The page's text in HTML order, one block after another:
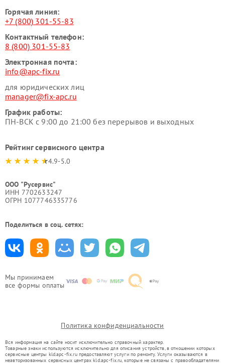
Мы принимаем
все формы оплаты
Горячая линия:
+7 (800) 301-55-83
Контактный телефон:
8 (800) 301-55-83
Электронная почта:
info@apc-fix.ru
для юридических лиц
manager@fix-apc.ru
График работы:
ПН-ВСК с 9:00 до 21:00 без перерывов и выходных
Рейтинг сервисного центра
4.9-5.0
ООО "Русервис"
ИНН 7702633247
ОГРН 1077746335776
Поделиться в соц. сетях:
Политика конфиденциальности
Вся информация на сайте носит исключительно справочный характер.
Товарные знаки используются исключительно для описания устройств, в отношении которых
сервисные центры kld.apc-fix.ru предоставляют услуги по ремонту. Услуги оказываются в
неавторизованных сервисных центрах kld.apc-fix.ru, которые не связаны с правообладателями